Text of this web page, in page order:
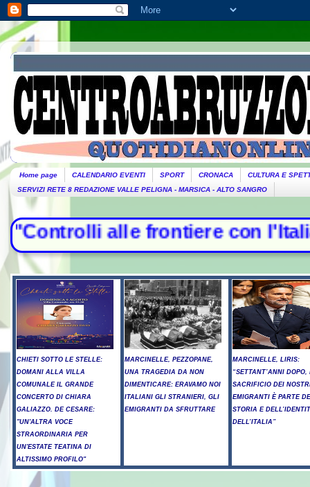
Home page CALENDARIO EVENTI SPORT CRONACA
CULTURA E
SERVIZI RETE 8 REDAZIONE VALLE PELIGNA - MARSICA - ALTO SANGRO
frontiere con l'Italia",
CHIETI SOTTO LE STELLE:
DOMANI ALLA VILLA
COMUNALE IL GRANDE
CONCERTO DI CHIARA
GALIAZZO. DE CESARE:
"UN'ALTRA VOCE
STRAORDINARIA PER
UN'ESTATE TEATINA DI
ALTISSIMO PROFILO"
MARCINELLE, PEZZOPANE,
UNA TRAGEDIA DA NON
DIMENTICARE: ERAVAMO NOI
ITALIANI GLI STRANIERI, GLI
EMIGRANTI DA SFRUTTARE
MARCINELLE, LIRIS:
“SETTANT’ANNI DOPO,
SACRIFICIO DEI
EMIGRANTI È PARTE
STORIA E
DELL’ITALIA”